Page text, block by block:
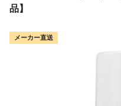
品】
メーカー直送